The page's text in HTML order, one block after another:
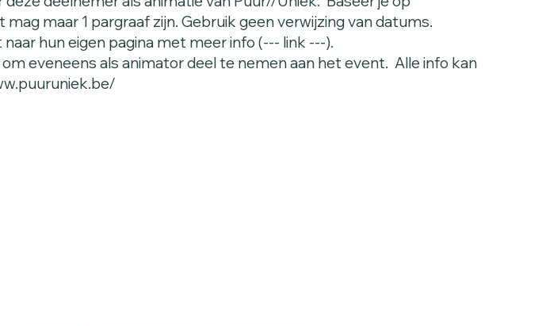
maar 1 pargraaf zijn. Gebruik geen verwijzing van datums.
hun eigen pagina met meer info (--- link ---).
eveneens als animator deel te nemen aan het event. Alle info kan